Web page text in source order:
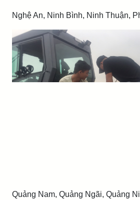
Nghệ An, Ninh Bình, Ninh Thuận,
Quảng Nam, Quảng Ngãi, Quảng